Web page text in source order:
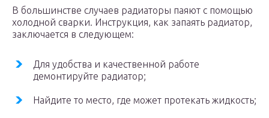
В большинстве случаев радиаторы паяют с помощью
холодной сварки. Инструкция, как запаять радиатор,
заключается в следующем:
Для удобства и качественной работе
демонтируйте радиатор;
Найдите то место, где может протекать жидкость;